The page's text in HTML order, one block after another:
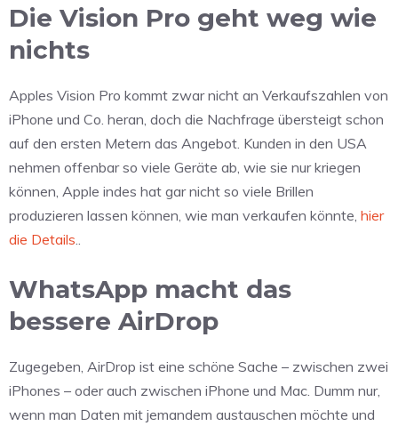
Die Vision Pro geht weg wie
nichts
Apples Vision Pro kommt zwar nicht an Verkaufszahlen von
iPhone und Co. heran, doch die Nachfrage übersteigt schon
auf den ersten Metern das Angebot. Kunden in den USA
nehmen offenbar so viele Geräte ab, wie sie nur kriegen
können, Apple indes hat gar nicht so viele Brillen
produzieren lassen können, wie man verkaufen könnte, hier
die Details
WhatsApp macht das
bessere AirDrop
Zugegeben, AirDrop ist eine schöne Sache – zwischen zwei
iPhones – oder auch zwischen iPhone und Mac. Dumm nur,
wenn man Daten mit jemandem austauschen möchte und